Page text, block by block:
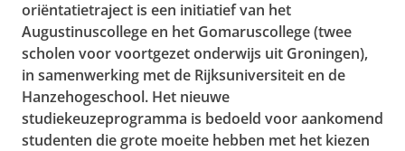
oriëntatietraject is een initiatief van het
Augustinuscollege en het Gomaruscollege (twee
scholen voor voortgezet onderwijs uit Groningen),
in samenwerking met de Rijksuniversiteit en de
Hanzehogeschool. Het nieuwe
studiekeuzeprogramma is bedoeld voor aankomend
studenten die grote moeite hebben met het kiezen